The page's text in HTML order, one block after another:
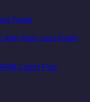
Anti-Hair Loss Foam